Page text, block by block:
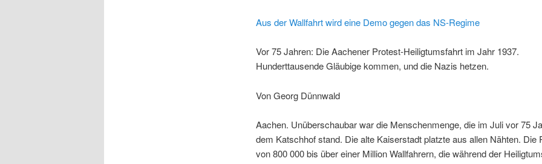
Aus der Wallfahrt wird eine Demo gegen das NS-Regime
Vor 75 Jahren: Die Aachener Protest-Heiligtumsfahrt im Jahr 1937.
Hunderttausende Gläubige kommen, und die Nazis hetzen.
Von Georg Dünnwald
Aachen. Unüberschaubar war die Menschenmenge, die im Juli vor 75
dem Katschhof stand. Die alte Kaiserstadt platzte aus allen Nähten. Die
von 800 000 bis über einer Million Wallfahrern, die während der